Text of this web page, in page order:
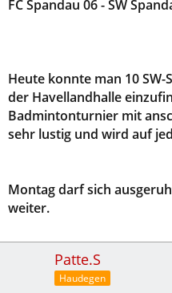
FC Spandau 06 - SW
Heute konnte man 10
der Havellandhalle
Badmintonturnier mit
sehr lustig und wird auf
Montag darf sich
weiter.
Patte.S
Haudegen